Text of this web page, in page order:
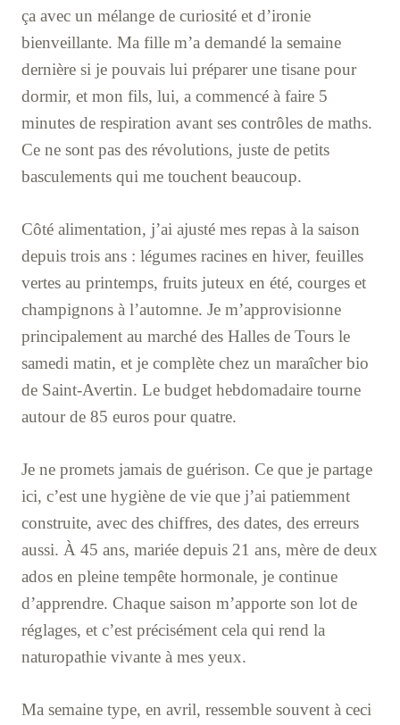
ça avec un mélange de curiosité et d’ironie
bienveillante. Ma fille m’a demandé la semaine
dernière si je pouvais lui préparer une tisane pour
dormir, et mon fils, lui, a commencé à faire 5
minutes de respiration avant ses contrôles de maths.
Ce ne sont pas des révolutions, juste de petits
basculements qui me touchent beaucoup.
Côté alimentation, j’ai ajusté mes repas à la saison
depuis trois ans : légumes racines en hiver, feuilles
vertes au printemps, fruits juteux en été, courges et
champignons à l’automne. Je m’approvisionne
principalement au marché des Halles de Tours le
samedi matin, et je complète chez un maraîcher bio
de Saint-Avertin. Le budget hebdomadaire tourne
autour de 85 euros pour quatre.
Je ne promets jamais de guérison. Ce que je partage
ici, c’est une hygiène de vie que j’ai patiemment
construite, avec des chiffres, des dates, des erreurs
aussi. À 45 ans, mariée depuis 21 ans, mère de deux
ados en pleine tempête hormonale, je continue
d’apprendre. Chaque saison m’apporte son lot de
réglages, et c’est précisément cela qui rend la
naturopathie vivante à mes yeux.
Ma semaine type, en avril, ressemble souvent à ceci